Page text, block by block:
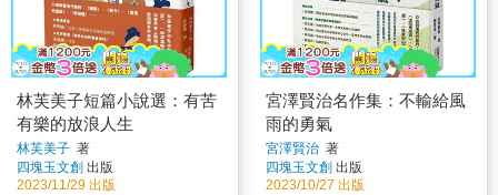
林芙美子短篇小說選：有苦
有樂的放浪人生
林芙美子 著
四塊玉文創 出版
2023/11/29 出版
宮澤賢治名作集：不輸給風
雨的勇氣
宮澤賢治 著
四塊玉文創 出版
2023/10/27 出版